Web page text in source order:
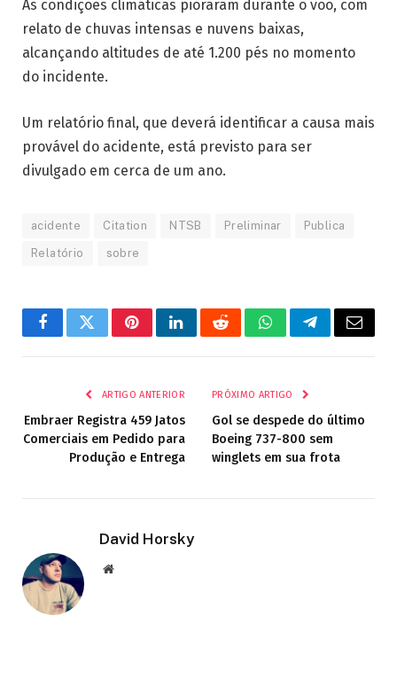
As condições climáticas pioraram durante o voo, com
relato de chuvas intensas e nuvens baixas,
alcançando altitudes de até 1.200 pés no momento
do incidente.
Um relatório final, que deverá identificar a causa mais
provável do acidente, está previsto para ser
divulgado em cerca de um ano.
acidente Citation NTSB Preliminar Publica
Relatório sobre
FacebookTwitterPinterestLinkedInRedditWhatsAppTelegrama
E-
ARTIGO ANTERIOR
Embraer Registra 459 Jatos
Comerciais em Pedido para
Produção e Entrega
PRÓXIMO ARTIGO
Gol se despede do último
Boeing 737-800 sem
winglets em sua frota
David Horsky
Site